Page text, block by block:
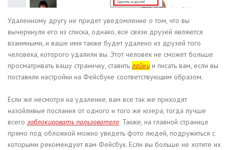
Удаленному другу не придет уведомление о том, что вы
вычеркнули его из списка, однако, все связи друзей являются
взаимными, и ваше имя также будет удалено из друзей того
человека, которого удалили вы. Этот человек не сможет больше
просматривать вашу страничку, ставитьлайки и писать вам, если вы
поставили настройки на Фейсбуке соответствующим образом.
Если же несмотря на удаление, вам все так же приходят
назойливые послания от одного и того же юзера, тогда лучше
всего заблокировать пользователя. Также, на главной странице
прямо под обложкой можно увидеть фото людей, подружиться с
которыми рекомендует вам Фейсбук. Если вы больше не хотите их